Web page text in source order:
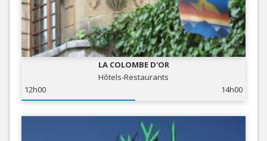
LA COLOMBE D'OR
Hôtels-Restaurants
12h00
14h00